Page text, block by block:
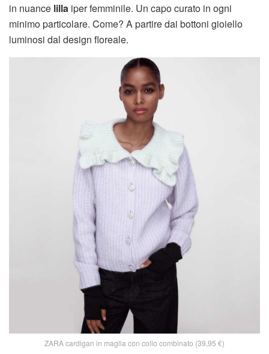
in nuance lilla iper femminile. Un capo curato in ogni
minimo particolare. Come? A partire dai bottoni gioiello
luminosi dal design floreale.
ZARA cardigan in maglia con collo combinato (39,95 €)